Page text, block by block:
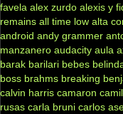
favela alex zurdo alexis y
remains all time low alta
android andy grammer
manzanero audacity aula
barak barilari bebes
boss brahms breaking
calvin harris camaron
rusas carla bruni carlos